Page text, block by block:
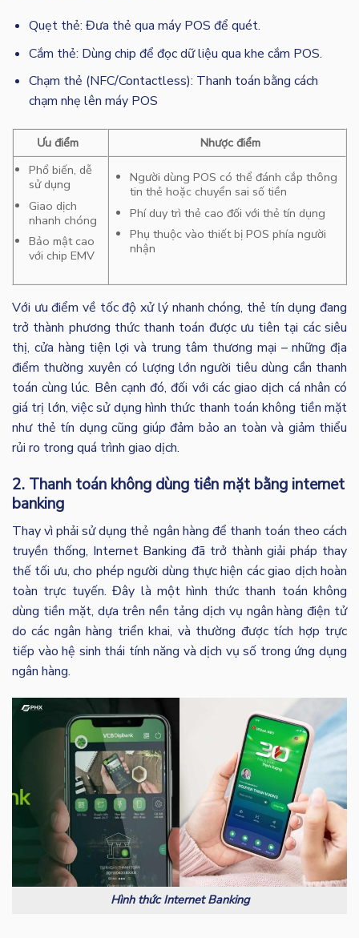
Quẹt thẻ: Đưa thẻ qua máy POS để quét.
Cắm thẻ: Dùng chip để đọc dữ liệu qua khe cắm POS.
Chạm thẻ (NFC/Contactless): Thanh toán bằng cách
chạm nhẹ lên máy POS
Ưu điểm
Nhược điểm
Phổ biến, dễ
sử dụng
Giao dịch
nhanh chóng
Bảo mật cao
với chip EMV
Người dùng POS có thể đánh cắp thông
tin thẻ hoặc chuyển sai số tiền
Phí duy trì thẻ cao đối với thẻ tín dụng
Phụ thuộc vào thiết bị POS phía người
nhận
Với ưu điểm về tốc độ xử lý nhanh chóng, thẻ tín dụng đang
trở thành phương thức thanh toán được ưu tiên tại các siêu
thị, cửa hàng tiện lợi và trung tâm thương mại – những địa
điểm thường xuyên có lượng lớn người tiêu dùng cần thanh
toán cùng lúc. Bên cạnh đó, đối với các giao dịch cá nhân có
giá trị lớn, việc sử dụng hình thức thanh toán không tiền mặt
như thẻ tín dụng cũng giúp đảm bảo an toàn và giảm thiểu
rủi ro trong quá trình giao dịch.
2. Thanh toán không dùng tiền mặt bằng internet
banking
Thay vì phải sử dụng thẻ ngân hàng để thanh toán theo cách
truyền thống, Internet Banking đã trở thành giải pháp thay
thế tối ưu, cho phép người dùng thực hiện các giao dịch hoàn
toàn trực tuyến. Đây là một hình thức thanh toán không
dùng tiền mặt, dựa trên nền tảng dịch vụ ngân hàng điện tử
do các ngân hàng triển khai, và thường được tích hợp trực
tiếp vào hệ sinh thái tính năng và dịch vụ số trong ứng dụng
ngân hàng.
Hình thức Internet Banking